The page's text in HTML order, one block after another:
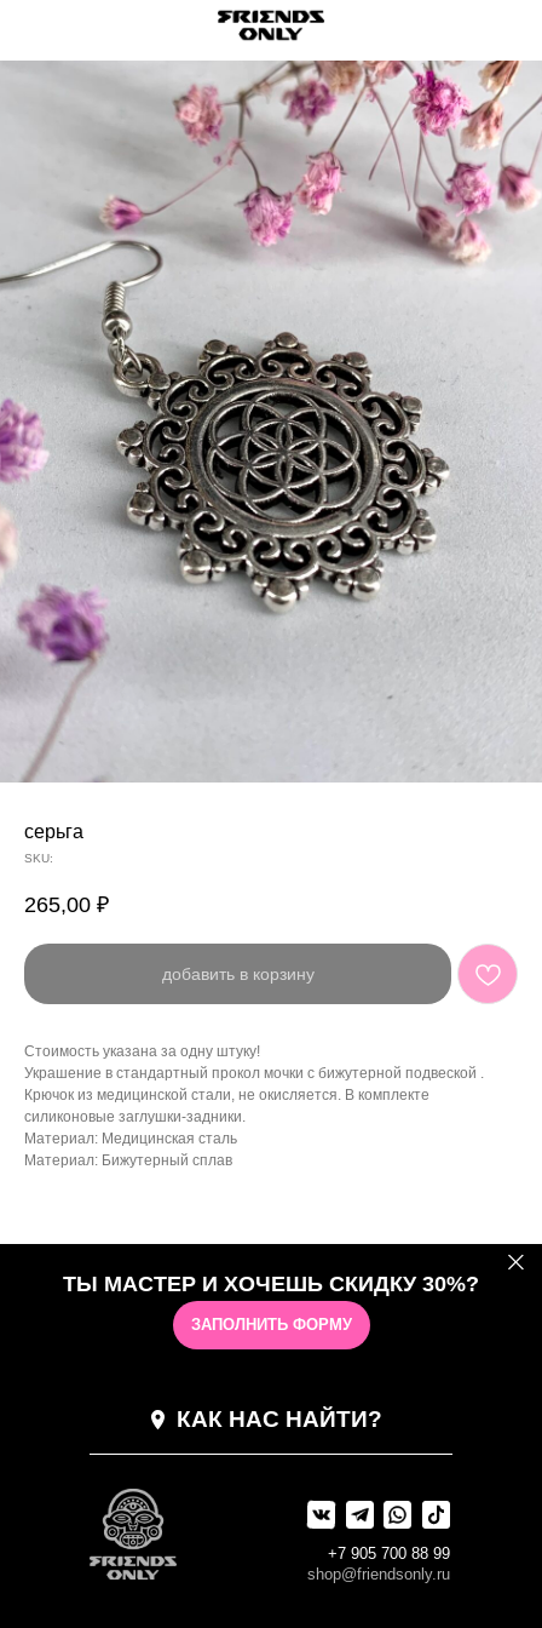
серьга
SKU:
265,00 ₽
добавить в корзину
Стоимость указана за одну штуку!
Украшение в стандартный прокол мочки с бижутерной подвеской .
Крючок из медицинской стали, не окисляется. В комплекте
силиконовые заглушки-задники.
Материал: Медицинская сталь
Материал: Бижутерный сплав
ТЫ МАСТЕР И ХОЧЕШЬ СКИДКУ 30%?
ЗАПОЛНИТЬ ФОРМУ
КАК НАС НАЙТИ?
shop@friendsonly.ru
+7 905 700 88 99